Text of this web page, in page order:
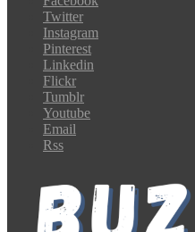
Twitter
Instagram
Pinterest
Linkedin
Flickr
Tumblr
Youtube
Email
Rss